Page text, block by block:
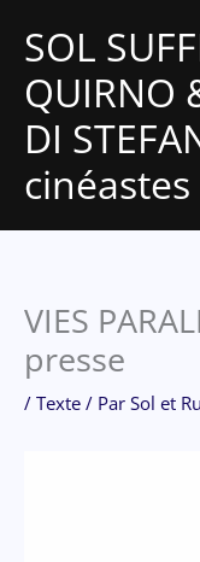
contenu
SOL
QUIRNO
DI
cinéastes
VIES
presse
/ Texte / Par Sol et